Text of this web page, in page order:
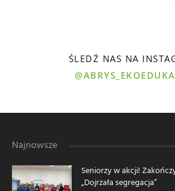
ŚLEDŹ NAS NA
Najnowsze
Seniorzy w akcji!
„Dojrzała segregacja”